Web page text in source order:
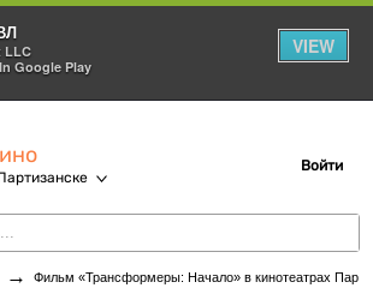
LLC
Google Play
VIEW
Войти
→ Фильм «Трансформеры: Начало» в кинотеатрах Партизанска. Купить билеты!